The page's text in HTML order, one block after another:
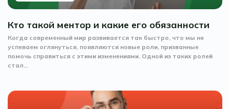
Кто такой ментор и какие его обязанности
Когда современный мир развивается так быстро, что мы не
успеваем оглянуться, появляются новые роли, призванные
помочь справиться с этими изменениями. Одной из таких ролей
стал...